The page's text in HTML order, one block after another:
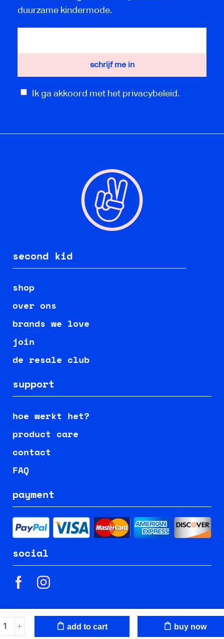
duurzame kindermode.
Ik ga akkoord met het privacybeleid.
second kid
shop
over ons
brands we love
join
de resale club
support
hoe werkt het?
product care
contact
FAQ
payment
social
© 2023 SECOND KID | Maakt deel vanokret
add to cart buy now